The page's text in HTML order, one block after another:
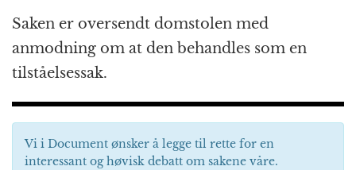
Saken er oversendt domstolen med
anmodning om at den behandles som en
tilståelsessak.
Vi i Document ønsker å legge til rette for en
interessant og høvisk debatt om sakene våre.